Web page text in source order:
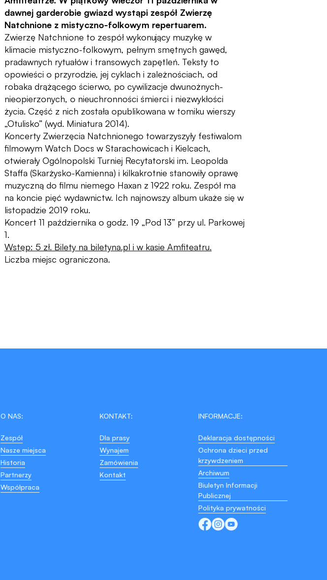
dawnej garderobie gwiazd wystąpi zespół Zwierzę
Natchnione z mistyczno-folkowym repertuarem.
Zwierzę Natchnione to zespół wykonujący muzykę w
klimacie mistyczno-folkowym, pełnym smętnych gawęd,
pradawnych rytuałów i transowych zapętleń. Teksty to
opowieści o przyrodzie, jej cyklach i zależnościach, od
robaka drążącego ścierwo, po cywilizacje dwunożnych-
nieopierzonych, o nieuchronności śmierci i niezwykłości
życia. Część z nich została opublikowana w tomiku wierszy
„Otulisko” (wyd. Miniatura 2014).
Koncerty Zwierzęcia Natchnionego towarzyszyły festiwalom
filmowym Watch Docs w Starachowicach i Kielcach,
otwierały Ogólnopolski Turniej Recytatorski im. Leopolda
Staffa (Skarżysko-Kamienna) i kilkakrotnie stanowiły oprawę
muzyczną do filmu niemego Haxan z 1922 roku. Zespół ma
na koncie pięć wydawnictw. Ich najnowszy album ukaże się w
listopadzie 2019 roku.
Koncert 11 października o godz. 19 „Pod 13” przy ul. Parkowej
1.
Wstęp: 5 zł. Bilety na biletyna.pl i w kasie Amfiteatru.
Liczba miejsc ograniczona.
O NAS:
Zespół
Nasze miejsca
Historia
Partnerzy
Współpraca
KONTAKT:
Dla prasy
Wynajem
Zamówienia
Kontakt
INFORMACJE:
Deklaracja dostępności
Ochrona dzieci przed
krzywdzeniem
Archiwum
Biuletyn Informacji
Publicznej
Polityka prywatności